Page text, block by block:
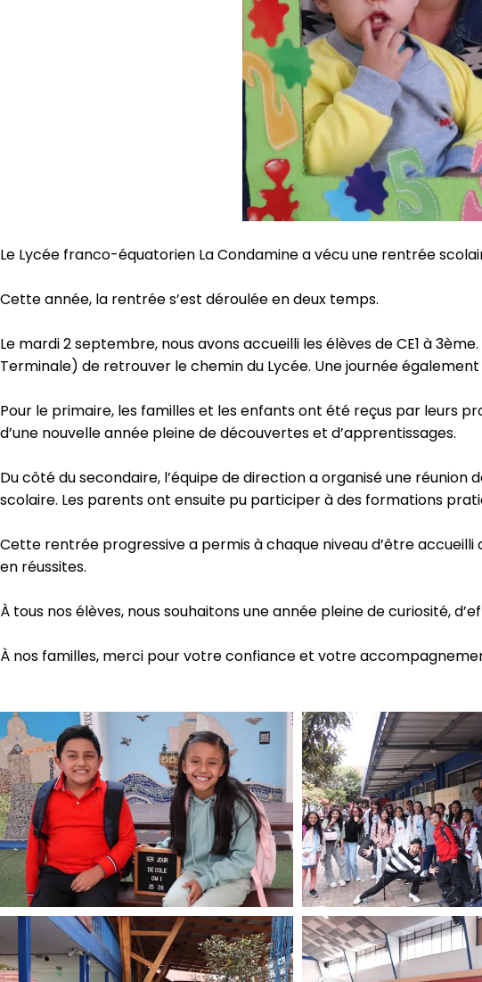
Le Lycée franco-équatorien La Condamine a vécu une rentrée
Cette année, la rentrée s’est déroulée en deux temps.
Le mardi 2 septembre, nous avons accueilli les élèves de CE1 à
Terminale) de retrouver le chemin du Lycée. Une journée
Pour le primaire, les familles et les enfants ont été reçus par leurs
d’une nouvelle année pleine de découvertes et d’apprentissages.
Du côté du secondaire, l’équipe de direction a organisé une
scolaire. Les parents ont ensuite pu participer à des formations
Cette rentrée progressive a permis à chaque niveau d’être
en réussites.
À tous nos élèves, nous souhaitons une année pleine de curiosité,
À nos familles, merci pour votre confiance et votre